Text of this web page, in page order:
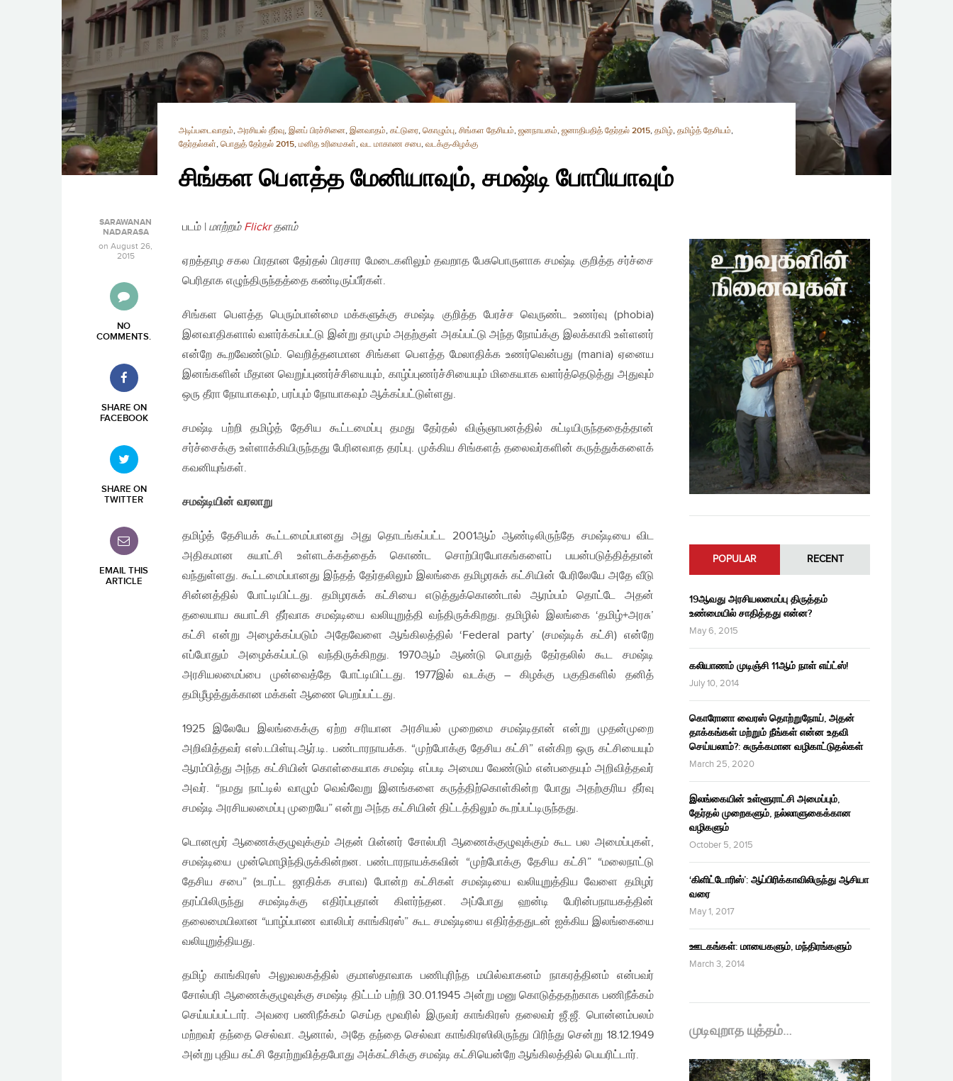
அடிப்படைவாதம், அரசியல் தீர்வு, இனப் பிரச்சினை, இனவாதம், கட்டுரை, கொழும்பு, சிங்கள தேசியம், ஜனநாயகம், ஜனாதிபதித் தேர்தல் 2015, தமிழ், தமிழ்த் தேசியம்,
தேர்தல்கள், பொதுத் தேர்தல் 2015, மனித உரிமைகள், வட மாகாண சபை, வடக்கு-கிழக்கு
சிங்கள பௌத்த மேனியாவும், சமஷ்டி போபியாவும்
SARAWANAN
NADARASA
on August 26,
2015
NO
COMMENTS.
SHARE ON
FACEBOOK
SHARE ON
TWITTER
EMAIL THIS
ARTICLE
படம் | மாற்றம் Flickrதளம்
ஏறத்தாழ சகல பிரதான தேர்தல் பிரசார மேடைகளிலும் தவறாத பேசுபொருளாக சமஷ்டி குறித்த சர்ச்சை
பெரிதாக எழுந்திருந்தத்தை கண்டிருப்பீர்கள்.
சிங்கள பௌத்த பெரும்பான்மை மக்களுக்கு சமஷ்டி குறித்த பேரச்ச வெருண்ட உணர்வு (phobia)
இனவாதிகளால் வளர்க்கப்பட்டு இன்று தாமும் அதற்குள் அகப்பட்டு அந்த நோய்க்கு இலக்காகி உள்ளனர்
என்றே கூறவேண்டும். வெறித்தனமான சிங்கள பௌத்த மேலாதிக்க உணர்வென்பது (mania) ஏனைய
இனங்களின் மீதான வெறுப்புணர்ச்சியையும், காழ்ப்புணர்ச்சியையும் மிகையாக வளர்த்தெடுத்து அதுவும்
ஒரு தீரா நோயாகவும், பரப்பும் நோயாகவும் ஆக்கப்பட்டுள்ளது.
சமஷ்டி பற்றி தமிழ்த் தேசிய கூட்டமைப்பு தமது தேர்தல் விஞ்ஞாபனத்தில் சுட்டியிருந்ததைத்தான்
சர்ச்சைக்கு உள்ளாக்கியிருந்தது பேரினவாத தரப்பு. முக்கிய சிங்களத் தலைவர்களின் கருத்துக்களைக்
கவனியுங்கள்.
சமஷ்டியின் வரலாறு
தமிழ்த் தேசியக் கூட்டமைப்பானது அது தொடங்கப்பட்ட 2001ஆம் ஆண்டிலிருந்தே சமஷ்டியை விட
அதிகமான சுயாட்சி உள்ளடக்கத்தைக் கொண்ட சொற்பிரயோகங்களைப் பயன்படுத்தித்தான்
வந்துள்ளது. கூட்டமைப்பானது இந்தத் தேர்தலிலும் இலங்கை தமிழரசுக் கட்சியின் பேரிலேயே அதே வீடு
சின்னத்தில் போட்டியிட்டது. தமிழரசுக் கட்சியை எடுத்துக்கொண்டால் ஆரம்பம் தொட்டே அதன்
தலையாய சுயாட்சி தீர்வாக சமஷ்டியை வலியுறுத்தி வந்திருக்கிறது. தமிழில் இலங்கை ‘தமிழ்+அரசு’
கட்சி என்று அழைக்கப்படும் அதேவேளை ஆங்கிலத்தில் ‘Federal party’ (சமஷ்டிக் கட்சி) என்றே
எப்போதும் அழைக்கப்பட்டு வந்திருக்கிறது. 1970ஆம் ஆண்டு பொதுத் தேர்தலில் கூட சமஷ்டி
அரசியலமைப்பை முன்வைத்தே போட்டியிட்டது. 1977இல் வடக்கு – கிழக்கு பகுதிகளில் தனித்
தமிழீழத்துக்கான மக்கள் ஆணை பெறப்பட்டது.
1925 இலேயே இலங்கைக்கு ஏற்ற சரியான அரசியல் முறைமை சமஷ்டிதான் என்று முதன்முறை
அறிவித்தவர் எஸ்.டபிள்யு.ஆர்.டி. பண்டாரநாயக்க. “முற்போக்கு தேசிய கட்சி” என்கிற ஒரு கட்சியையும்
ஆரம்பித்து அந்த கட்சியின் கொள்கையாக சமஷ்டி எப்படி அமைய வேண்டும் என்பதையும் அறிவித்தவர்
அவர். “நமது நாட்டில் வாழும் வெவ்வேறு இனங்களை கருத்திற்கொள்கின்ற போது அதற்குரிய தீர்வு
சமஷ்டி அரசியலமைப்பு முறையே” என்று அந்த கட்சியின் திட்டத்திலும் கூறப்பட்டிருந்தது.
டொனமூர் ஆணைக்குழுவுக்கும் அதன் பின்னர் சோல்பரி ஆணைக்குழுவுக்கும் கூட பல அமைப்புகள்,
சமஷ்டியை முன்மொழிந்திருக்கின்றன. பண்டாரநாயக்கவின் “முற்போக்கு தேசிய கட்சி” “மலைநாட்டு
தேசிய சபை” (உடரட்ட ஜாதிக்க சபாவ) போன்ற கட்சிகள் சமஷ்டியை வலியுறுத்திய வேளை தமிழர்
தரப்பிலிருந்து சமஷ்டிக்கு எதிர்ப்புதான் கிளர்ந்தன. அப்போது ஹன்டி பேரின்பநாயகத்தின்
தலைமையிலான “யாழ்ப்பாண வாலிபர் காங்கிரஸ்” கூட சமஷ்டியை எதிர்த்ததுடன் ஐக்கிய இலங்கையை
வலியுறுத்தியது.
தமிழ் காங்கிரஸ் அலுவலகத்தில் குமாஸ்தாவாக பணிபுரிந்த மயில்வாகனம் நாகரத்தினம் என்பவர்
சோல்பரி ஆணைக்குழுவுக்கு சமஷ்டி திட்டம் பற்றி 30.01.1945 அன்று மனு கொடுத்ததற்காக பணிநீக்கம்
செய்யப்பட்டார். அவரை பணிநீக்கம் செய்த மூவரில் இருவர் காங்கிரஸ் தலைவர் ஜீ.ஜீ. பொன்னம்பலம்
மற்றவர் தந்தை செல்வா. ஆனால், அதே தந்தை செல்வா காங்கிரஸிலிருந்து பிரிந்து சென்று 18.12.1949
அன்று புதிய கட்சி தோற்றுவித்தபோது அக்கட்சிக்கு சமஷ்டி கட்சியென்றே ஆங்கிலத்தில் பெயரிட்டார்.
POPULAR RECENT
19ஆவது அரசியலமைப்பு திருத்தம்
உண்மையில் சாதித்தது என்ன?
May 6, 2015
கலியாணம் முடிஞ்சி 11ஆம் நாள் எய்ட்ஸ்!
July 10, 2014
கொரோனா வைரஸ் தொற்றுநோய், அதன்
தாக்கங்கள் மற்றும் நீங்கள் என்ன உதவி
செய்யலாம்?: சுருக்கமான வழிகாட்டுதல்கள்
March 25, 2020
இலங்கையின் உள்ளூராட்சி அமைப்பும்,
தேர்தல் முறைகளும், நல்லாளுகைக்கான
வழிகளும்
October 5, 2015
‘கிளிட்டோரிஸ்’: ஆப்பிரிக்காவிலிருந்து ஆசியா
வரை
May 1, 2017
ஊடகங்கள்: மாயைகளும், மந்திரங்களும்
March 3, 2014
முடிவுறாத யுத்தம்…